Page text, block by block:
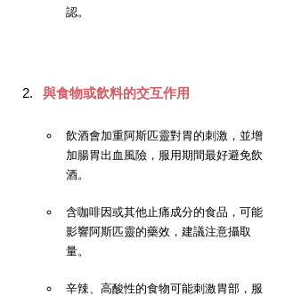
認。
與食物或飲料的交互作用
飲酒會加重阿斯匹靈對胃的刺激，並增
加腸胃出血風險，服用期間最好避免飲
酒。
含咖啡因或其他止痛成分的食品，可能
影響阿斯匹靈的藥效，建議注意攝取
量。
辛辣、高酸性的食物可能刺激胃部，服